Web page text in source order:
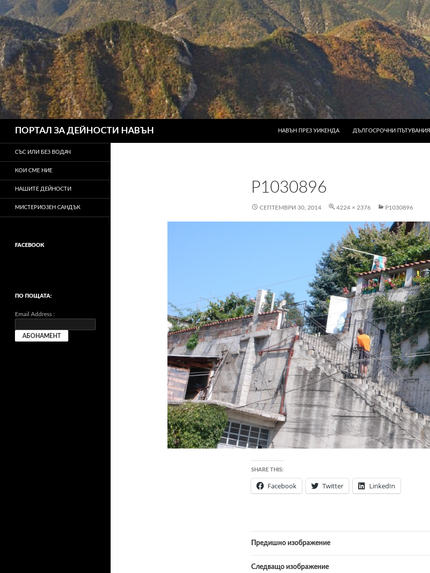
ПОРТАЛ ЗА ДЕЙНОСТИ НАВЪН
НАВЪН ПРЕЗ УИКЕНДА
ДЪЛГОСРОЧНИ ПЪТУВАНИЯ
P1030896
СЕПТЕМВРИ 30, 2014 4224 × 2376 P1030896
SHARE THIS:
Facebook Twitter LinkedIn
Предишно изображение
Следващо изображение
СЪС ИЛИ БЕЗ ВОДАЧ
КОИ СМЕ НИЕ
НАШИТЕ ДЕЙНОСТИ
МИСТЕРИОЗЕН САНДЪК
FACEBOOK
ПО ПОЩАТА:
Email Address :